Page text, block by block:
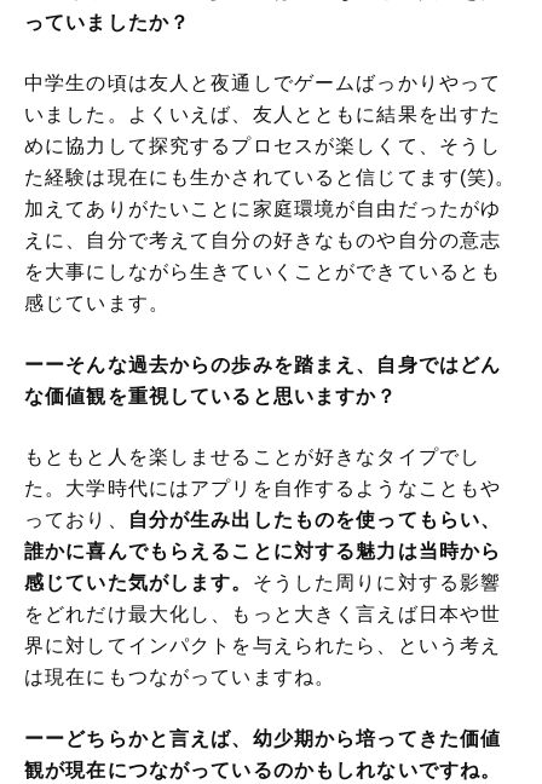
っていましたか？
中学生の頃は友人と夜通しでゲームばっかりやって
いました。よくいえば、友人とともに結果を出すた
めに協力して探究するプロセスが楽しくて、そうし
た経験は現在にも生かされていると信じてます(笑)。
加えてありがたいことに家庭環境が自由だったがゆ
えに、自分で考えて自分の好きなものや自分の意志
を大事にしながら生きていくことができているとも
感じています。
ーーそんな過去からの歩みを踏まえ、自身ではどん
な価値観を重視していると思いますか？
もともと人を楽しませることが好きなタイプでし
た。大学時代にはアプリを自作するようなこともや
っており、
自分が生み出したものを使ってもらい、
誰かに喜んでもらえることに対する魅力は当時から
感じていた気がします。 そうした周りに対する影響
をどれだけ最大化し、もっと大きく言えば日本や世
界に対してインパクトを与えられたら、という考え
は現在にもつながっていますね。
ーーどちらかと言えば、幼少期から培ってきた価値
観が現在につながっているのかもしれないですね。